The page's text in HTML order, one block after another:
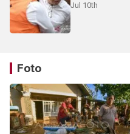
Jul 10th
Foto